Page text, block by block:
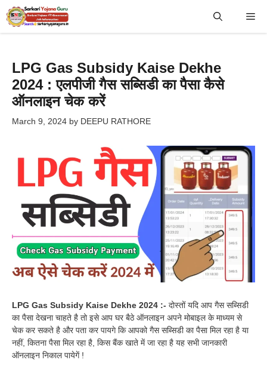
Skip
to
LPG Gas Subsidy Kaise Dekhe
2024 : एलपीजी गैस सब्सिडी का पैसा कैसे
ऑनलाइन चेक करें
March 9, 2024 by DEEPU RATHORE
LPG Gas Subsidy Kaise Dekhe 2024 :- दोस्तों यदि आप गैस सब्सिडी
का पैसा देखना चाहते है तो इसे आप घर बैठे ऑनलाइन अपने मोबाइल के माध्यम से
चेक कर सकते है और पता कर पायगे कि आपको गैस सब्सिडी का पैसा मिल रहा है या
नहीं, कितना पैसा मिल रहा है, किस बैंक खाते में जा रहा है यह सभी जानकारी
ऑनलाइन निकाल पायेगें !